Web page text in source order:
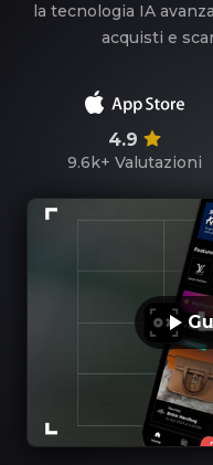
la tecnologia IA
acquisti e
4.9
9.6k+ Valutazioni